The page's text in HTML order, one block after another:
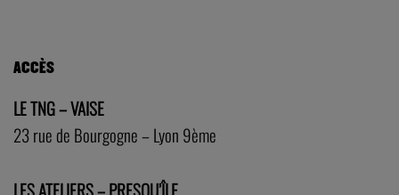
ACCÈS
LE TNG – VAISE
23 rue de Bourgogne – Lyon 9ème